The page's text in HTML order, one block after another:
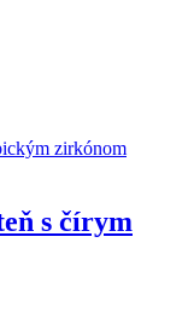
s čírym